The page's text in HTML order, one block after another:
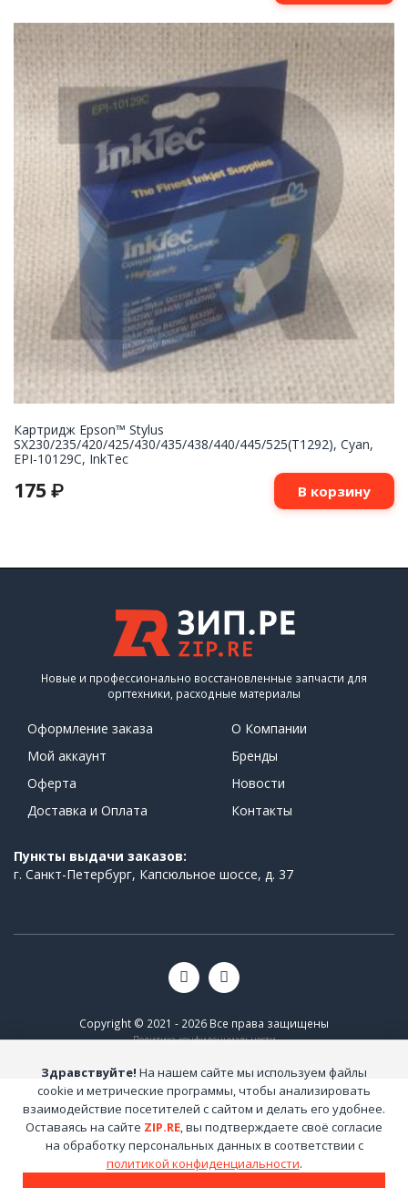
Картридж Epson™ Stylus
SX230/235/420/425/430/435/438/440/445/525(T1292), Cyan,
EPI-10129C, InkTec
175 ₽ В корзину
Новые и профессионально восстановленные запчасти для
оргтехники, расходные материалы
Оформление заказа
Мой аккаунт
Оферта
Доставка и Оплата
О Компании
Бренды
Новости
Контакты
Пункты выдачи заказов:
г. Санкт-Петербург, Капсюльное шоссе, д. 37
Copyright © 2021 - 2026 Все права защищены
Политика конфиденциальности
Здравствуйте! На нашем сайте мы используем файлы
cookie и метрические программы, чтобы анализировать
взаимодействие посетителей с сайтом и делать его удобнее.
Оставаясь на сайте ZIP.RE, вы подтверждаете своё согласие
на обработку персональных данных в соответствии с
политикой конфиденциальности.